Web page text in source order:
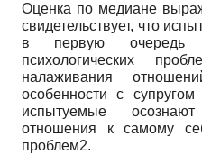
Оценка по медиане
свидетельствует, что
в первую очередь
психологических
налаживания
особенности с
испытуемые
отношения к самому
проблем2.